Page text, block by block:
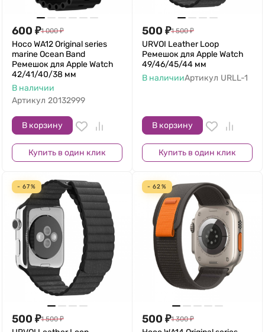
600 ₽1 000 ₽
Hoco WA12 Original series
marine Ocean Band
Ремешок для Apple Watch
42/41/40/38 мм
В наличии
Артикул 20132999
В корзину
Купить в один клик
500 ₽1 500 ₽
URVOI Leather Loop
Ремешок для Apple Watch
49/46/45/44 мм
В наличииАртикул URLL-1
В корзину
Купить в один клик
- 67%
500 ₽1 500 ₽
- 62%
500 ₽1 300 ₽